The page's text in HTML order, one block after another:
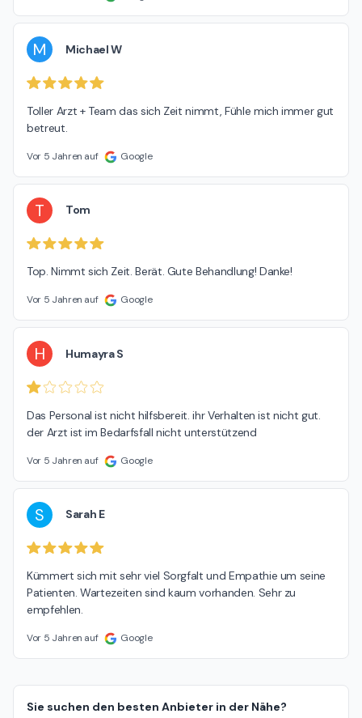
M Michael W
Toller Arzt + Team das sich Zeit nimmt, Fühle mich immer gut
betreut.
Vor 5 Jahren auf Google
T Tom
Top. Nimmt sich Zeit. Berät. Gute Behandlung! Danke!
Vor 5 Jahren auf Google
H Humayra S
Das Personal ist nicht hilfsbereit. ihr Verhalten ist nicht gut.
der Arzt ist im Bedarfsfall nicht unterstützend
Vor 5 Jahren auf Google
S Sarah E
Kümmert sich mit sehr viel Sorgfalt und Empathie um seine
Patienten. Wartezeiten sind kaum vorhanden. Sehr zu
empfehlen.
Vor 5 Jahren auf Google
Sie suchen den besten Anbieter in der Nähe?